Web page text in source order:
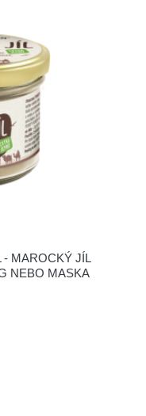
- MAROCKÝ JÍL
NEBO MASKA